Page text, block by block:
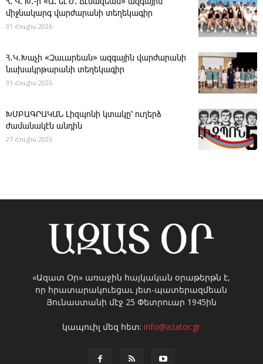
Հ. Կ. Խ.-ի «Ա. եւ Ժ. ­Ճէնազեան» ազգային
միջնակարգ վարժարանի տեղեկագիր
31 Հուլիս 2026
Հ․Կ․Խաչի «Զաւարեան» ազգային վարժարանի
նախակրթարանի տեղեկագիր
31 Հուլիս 2026
ԽՄԲԱԳՐԱԿԱՆ ­Լիզպոնի կտակը՝ ուղերձ
ժամանակէն անդին
27 Հուլիս 2026
«Ազատ Օր» առաջին հայկական օրաթերթն է,
որ հրատարակուեցաւ յետ-պատերազմեան
Յունաստանի մէջ 25 Փետրուար 1945ին
կապուիլ մեզ հետ:info@azator.gr